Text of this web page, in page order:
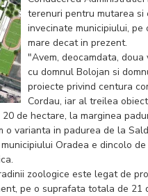
terenuri pentru mutarea si
invecinate municipiului,
mare decat in prezent.
"Avem, deocamdata,
cu domnul Bolojan si
proiecte privind centura
Cordau, iar al treilea
20 de hectare, la marginea
o varianta in padurea de la
Oradea e dincolo
zoologice este legat de
pe o suprafata totala de